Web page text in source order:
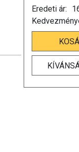
Eredeti ár: